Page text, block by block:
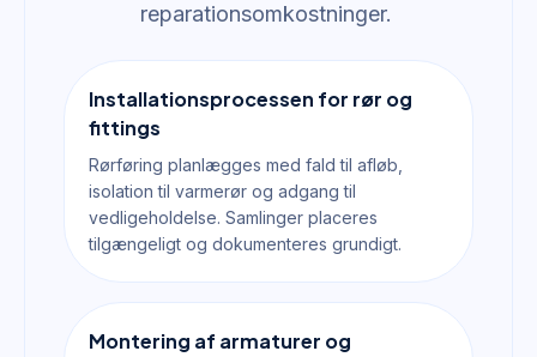
reparationsomkostninger.
Installationsprocessen for rør og
fittings
Rørføring planlægges med fald til afløb,
isolation til varmerør og adgang til
vedligeholdelse. Samlinger placeres
tilgængeligt og dokumenteres grundigt.
Montering af armaturer og